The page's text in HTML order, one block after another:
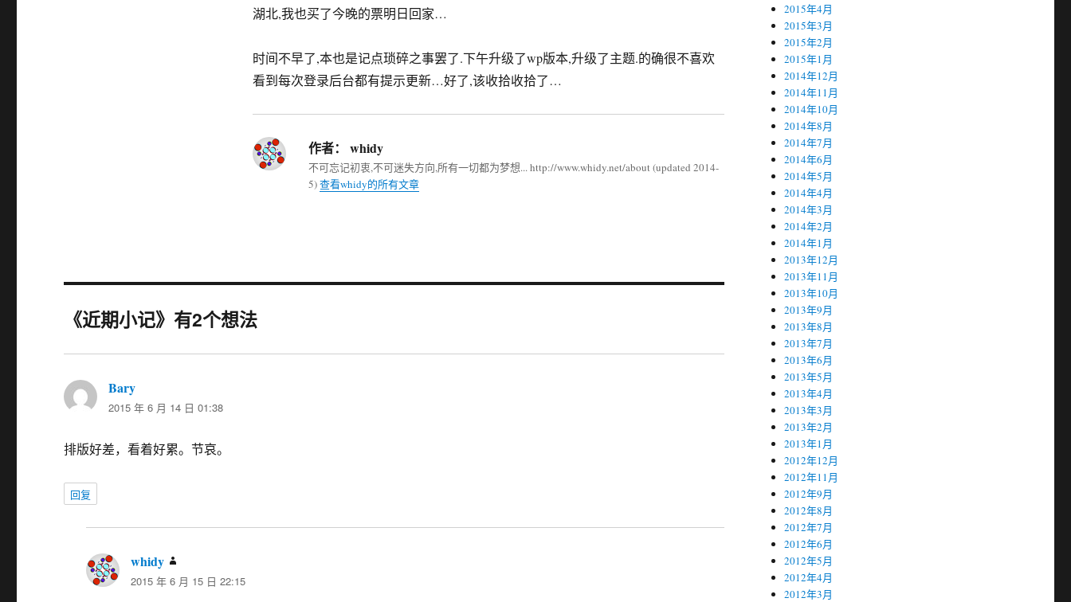
湖北,我也买了今晚的票明日回家…
时间不早了,本也是记点琐碎之事罢了.下午升级了wp版本,升级了主题.的确很不喜欢
看到每次登录后台都有提示更新…好了,该收拾收拾了…
作者： whidy
不可忘记初衷,不可迷失方向,所有一切都为梦想... http://www.whidy.net/about (updated 2014-
5)查看whidy的所有文章
《近期小记》有2个想法
Bary
道：
2015 年 6 月 14 日 01:38
排版好差，看着好累。节哀。
回复
whidy
道：
2015 年 6 月 15 日 22:15
2015年4月
2015年3月
2015年2月
2015年1月
2014年12月
2014年11月
2014年10月
2014年8月
2014年7月
2014年6月
2014年5月
2014年4月
2014年3月
2014年2月
2014年1月
2013年12月
2013年11月
2013年10月
2013年9月
2013年8月
2013年7月
2013年6月
2013年5月
2013年4月
2013年3月
2013年2月
2013年1月
2012年12月
2012年11月
2012年9月
2012年8月
2012年7月
2012年6月
2012年5月
2012年4月
2012年3月